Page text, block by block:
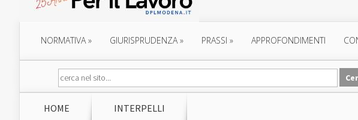
NORMATIVA» GIURISPRUDENZA» PRASSI » APPROFONDIMENTI
HOME INTERPELLI